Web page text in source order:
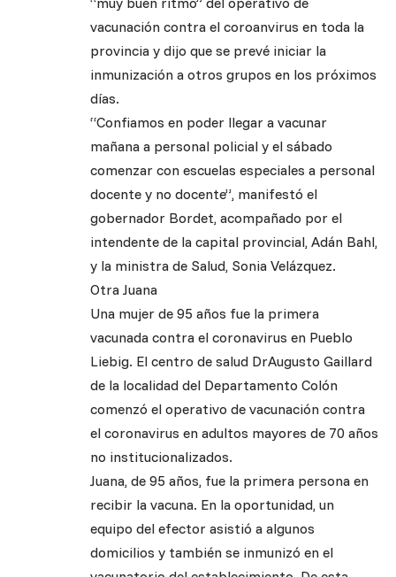
vacunación contra el coroanvirus en toda la
provincia y dijo que se prevé iniciar la
inmunización a otros grupos en los próximos
días.
“Confiamos en poder llegar a vacunar
mañana a personal policial y el sábado
comenzar con escuelas especiales a personal
docente y no docente”, manifestó el
gobernador Bordet, acompañado por el
intendente de la capital provincial, Adán Bahl,
y la ministra de Salud, Sonia Velázquez.
Otra Juana
Una mujer de 95 años fue la primera
vacunada contra el coronavirus en Pueblo
Liebig. El centro de salud DrAugusto Gaillard
de la localidad del Departamento Colón
comenzó el operativo de vacunación contra
el coronavirus en adultos mayores de 70 años
no institucionalizados.
Juana, de 95 años, fue la primera persona en
recibir la vacuna. En la oportunidad, un
equipo del efector asistió a algunos
domicilios y también se inmunizó en el